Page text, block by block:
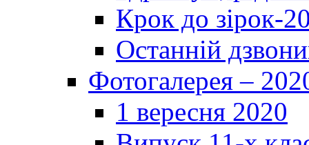
Крок до зірок-
Останній
Фотогалерея –
1 вересня 2020